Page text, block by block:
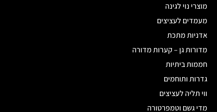
מוצרי נוי לגינה
מעמדים לעציצים
אדניות מתכת
מדורות גן – קערות מדורה
חממות ביתיות
גדרות ותוחמים
ווי תליה לעציצים
מדי גשם וטמפרטורה